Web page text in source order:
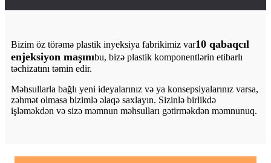
Bizim öz törəmə plastik inyeksiya fabrikimiz var10 qabaqcıl
enjeksiyon maşınıbu, bizə plastik komponentlərin etibarlı
təchizatını təmin edir.
Məhsullarla bağlı yeni ideyalarınız və ya konsepsiyalarınız varsa,
zəhmət olmasa bizimlə əlaqə saxlayın. Sizinlə birlikdə
işləməkdən və sizə məmnun məhsulları gətirməkdən məmnunuq.